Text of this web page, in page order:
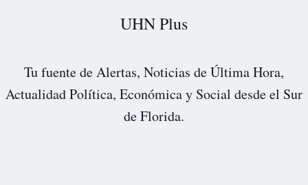
UHN Plus
Tu fuente de Alertas, Noticias de Última Hora,
Actualidad Política, Económica y Social desde el Sur
de Florida.